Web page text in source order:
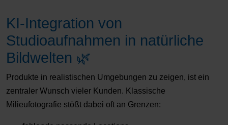
KI-Integration von
Studioaufnahmen in natürliche
Bildwelten 🌿
Produkte in realistischen Umgebungen zu zeigen, ist ein
zentraler Wunsch vieler Kunden. Klassische
Milieufotografie stößt dabei oft an Grenzen: